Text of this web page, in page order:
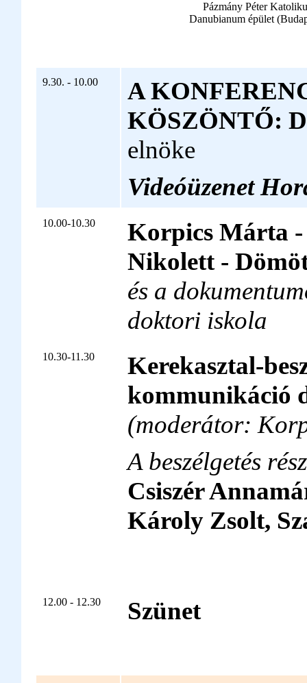
Pázmány Péter
Danubianum épület
9.30. - 10.00
A
KÖSZÖNTŐ:
elnöke
Videóüzenet
10.00-10.30
Korpics Márta
Nikolett -
és a
doktori iskola
10.30-11.30
Kerekasztal-
kommunikáció
(moderátor:
A beszélgetés
Csiszér
Károly Zsolt,
12.00 - 12.30 Szünet